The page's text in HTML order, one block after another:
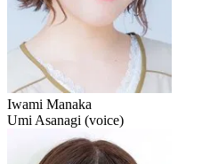
Iwami Manaka
Umi Asanagi (voice)